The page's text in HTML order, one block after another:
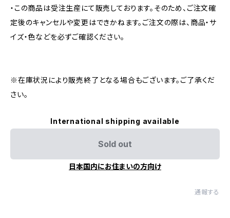
・この商品は受注生産にて販売しております。そのため、ご注文確
定後のキャンセルや変更はできかねます。ご注文の際は、商品・サ
イズ・色などを必ずご確認ください。
※在庫状況により販売終了となる場合もございます。ご了承くだ
さい。
International shipping available
Sold out
日本国内にお住まいの方向け
通報する